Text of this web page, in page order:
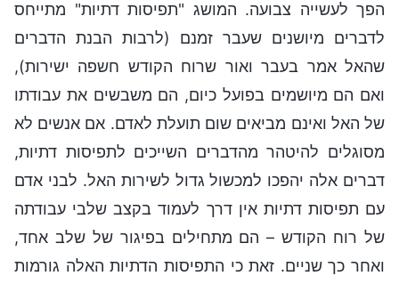
הפך לעשייה צבועה. המושג "תפיסות דתיות" מתייחס
לדברים מיושנים שעבר זמנם (לרבות הבנת הדברים
שהאל אמר בעבר ואור שרוח הקודש חשפה ישירות),
ואם הם מיושמים בפועל כיום, הם משבשים את עבודתו
של האל ואינם מביאים שום תועלת לאדם. אם אנשים לא
מסוגלים להיטהר מהדברים השייכים לתפיסות דתיות,
דברים אלה יהפכו למכשול גדול לשירות האל. לבני אדם
עם תפיסות דתיות אין דרך לעמוד בקצב שלבי עבודתה
של רוח הקודש – הם מתחילים בפיגור של שלב אחד,
ואחר כך שניים. זאת כי התפיסות הדתיות האלה גורמות